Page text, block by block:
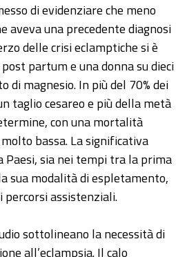
di evidenziare che meno
aveva una precedente diagnosi
delle crisi eclamptiche si è
partum e una donna su dieci
di magnesio. In più del 70% dei
taglio cesareo e più della metà
con una mortalità
bassa. La significativa
sia nei tempi tra la prima
sua modalità di espletamento,
assistenziali.
sottolineano la necessità di
all’eclampsia. Il calo